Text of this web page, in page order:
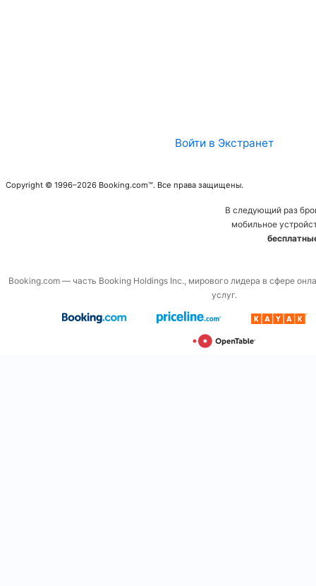
Войти в Экстранет
Copyright © 1996–2026 Booking.com™. Все права защищены.
В следующий раз
мобильное
Booking.com — часть Booking Holdings Inc., мирового лидера в сфере
услуг.